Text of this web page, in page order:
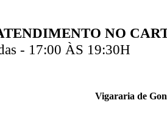
NO
- 17:00 ÀS 19:30H
Vigararia de